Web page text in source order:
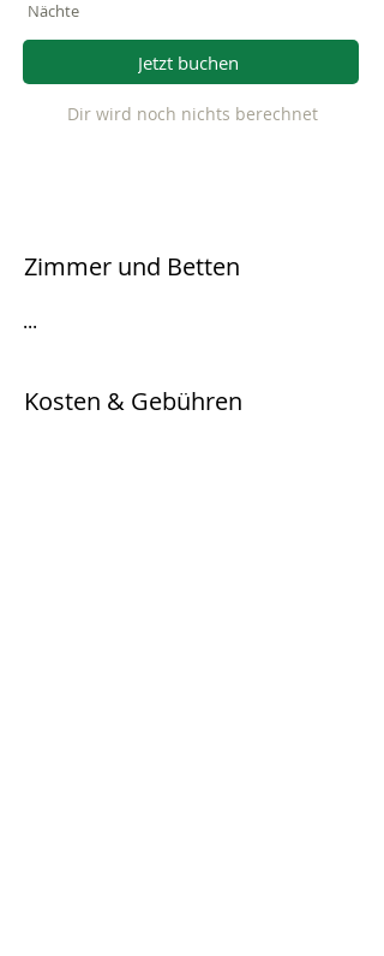
Nächte
Jetzt buchen
Dir wird noch nichts berechnet
Zimmer und Betten
...
Kosten & Gebühren